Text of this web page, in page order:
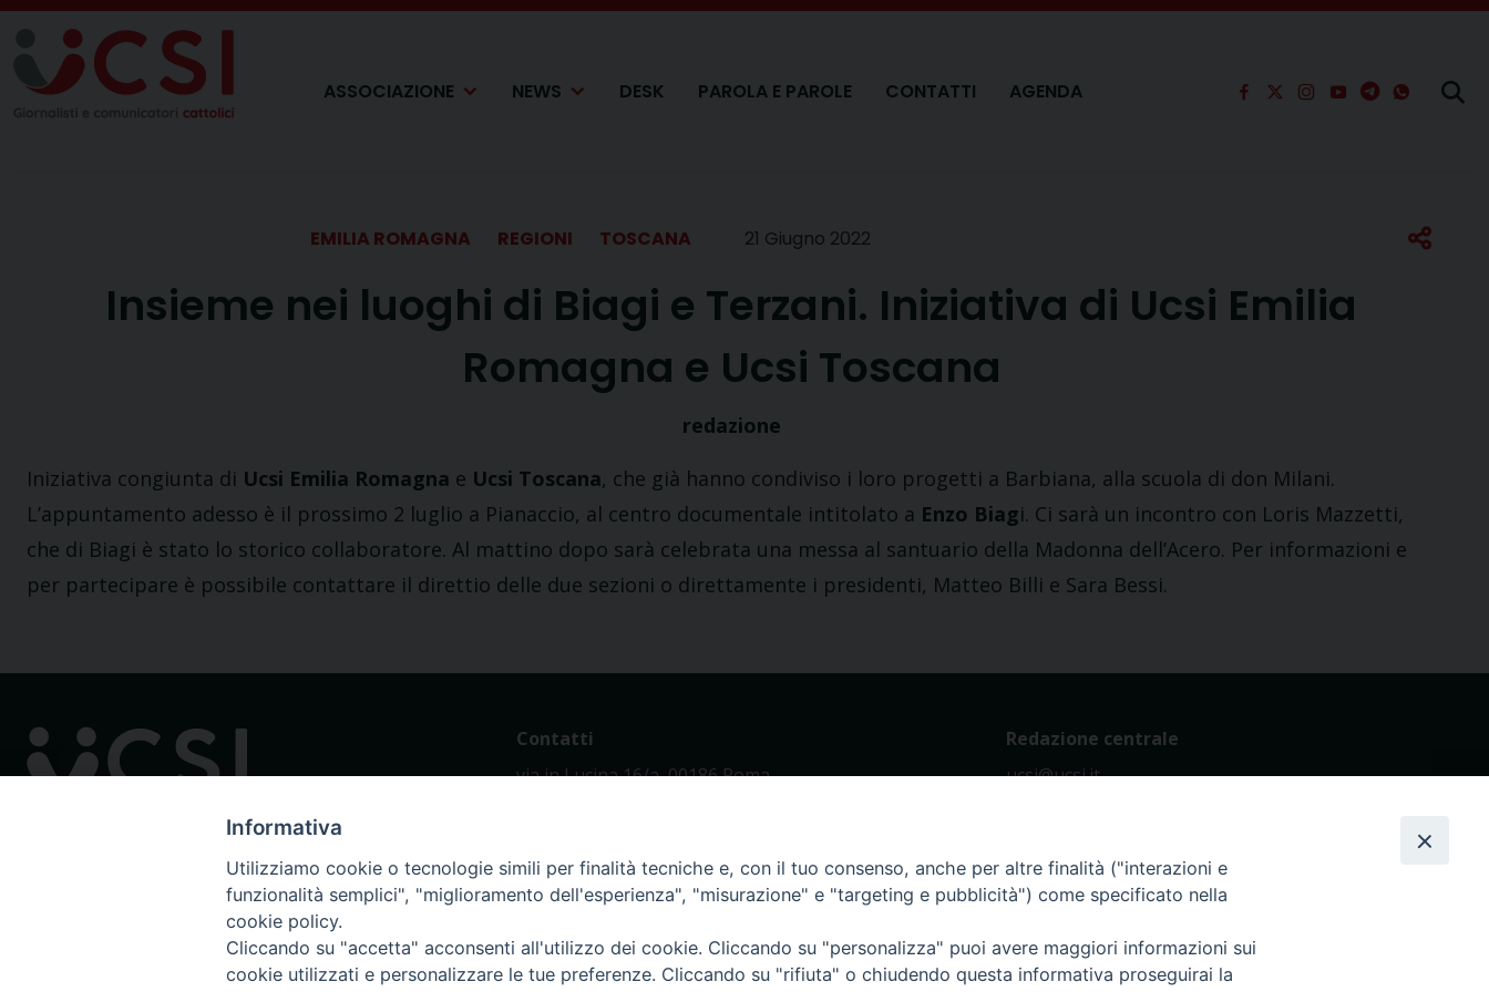
Skip
content
ASSOCIAZIONE
NEWS DESK PAROLA E PAROLE CONTATTI AGENDA
EMILIA ROMAGNA REGIONI TOSCANA 21 Giugno 2022
Insieme nei luoghi di Biagi e Terzani. Iniziativa di Ucsi Emilia
Romagna e Ucsi Toscana
redazione
Iniziativa congiunta di Ucsi Emilia Romagna e Ucsi Toscana, che già hanno condiviso i loro progetti a Barbiana, alla scuola di don Milani.
L’appuntamento adesso è il prossimo 2 luglio a Pianaccio, al centro documentale intitolato a Enzo Biagi. Ci sarà un incontro con Loris Mazzetti,
che di Biagi è stato lo storico collaboratore. Al mattino dopo sarà celebrata una messa al santuario della Madonna dell’Acero. Per informazioni e
per partecipare è possibile contattare il direttio delle due sezioni o direttamente i presidenti, Matteo Billi e Sara Bessi.
Contatti
via in Lucina 16/a, 00186 Roma
email: ucsi@ucsi.it
Redazione centrale
ucsi@ucsi.it
Informativa
Utilizziamo cookie o tecnologie simili per finalità tecniche e, con il tuo consenso, anche per altre finalità ("interazioni e
funzionalità semplici", "miglioramento dell'esperienza", "misurazione" e "targeting e pubblicità") come specificato nella
cookie policy.
Cliccando su "accetta" acconsenti all'utilizzo dei cookie. Cliccando su "personalizza" puoi avere maggiori informazioni sui
cookie utilizzati e personalizzare le tue preferenze. Cliccando su "rifiuta" o chiudendo questa informativa proseguirai la